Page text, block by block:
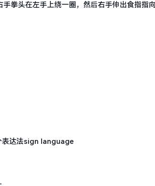
拳头在左手上绕一圈，然后右手伸出食指指
表达法sign language